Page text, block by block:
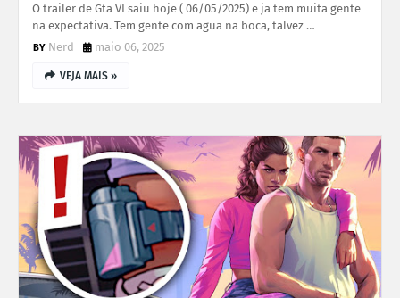
O trailer de Gta VI saiu hoje ( 06/05/2025) e ja tem muita gente
na expectativa. Tem gente com agua na boca, talvez …
Nerd
maio 06, 2025
VEJA MAIS »